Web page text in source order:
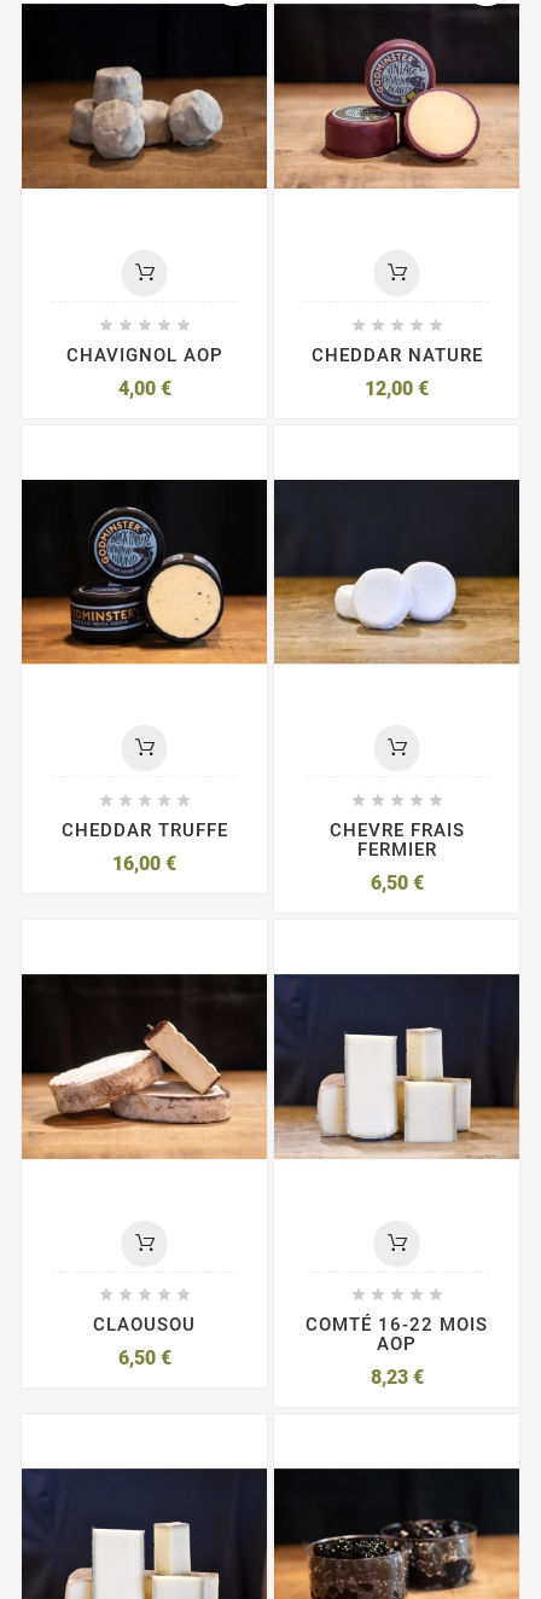
    
CHAVIGNOL AOP
4,00 €
    
CHEDDAR NATURE
12,00 €
    
CHEDDAR TRUFFE
16,00 €
    
CHEVRE FRAIS
FERMIER
6,50 €
    
CLAOUSOU
6,50 €
    
COMTÉ 16-22 MOIS
AOP
8,23 €